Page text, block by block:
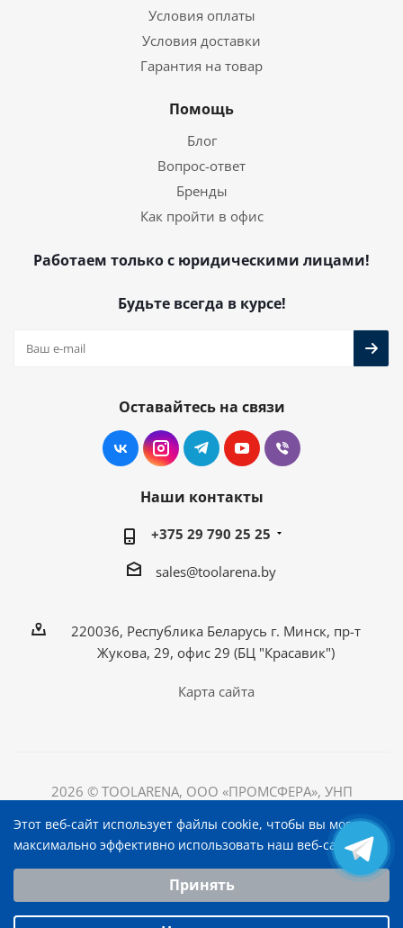
Условия оплаты
Условия доставки
Гарантия на товар
Помощь
Блог
Вопрос-ответ
Бренды
Как пройти в офис
Работаем только с юридическими лицами!
Будьте всегда в курсе!
Оставайтесь на связи
Наши контакты
+375 29 790 25 25
sales@toolarena.by
220036, Республика Беларусь г. Минск, пр-т
Жукова, 29, офис 29 (БЦ "Красавик")
Карта сайта
2026 © TOOLARENA, ООО «ПРОМСФЕРА», УНП
220036, Республика Беларусь, г. Минск, пр-т Жукова, д.
29, офис 29, БЦ "Красавик"
Этот веб-сайт использует файлы cookie, чтобы вы могли
максимально эффективно использовать наш веб-сайт.
Выберите настройки cookie
Аналитические/Функциональные
Принять